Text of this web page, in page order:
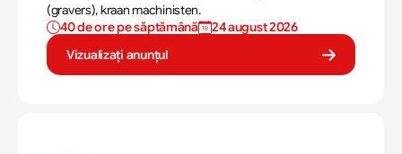
(gravers), kraan machinisten.
40 de ore pe săptămână
24 august 2026
Vizualizați anunțul